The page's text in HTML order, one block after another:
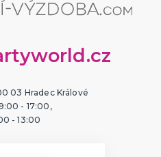
03 Hradec Králové
- 17:00,
- 13:00